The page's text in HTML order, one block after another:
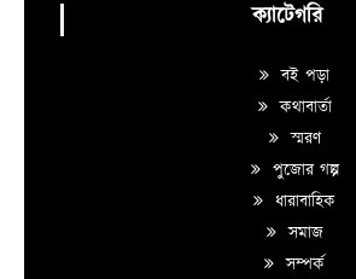
ক্যাটেগরি
বই পড়া
কথাবার্তা
স্মরণ
পুজোর গল্প
ধারাবাহিক
সমাজ
সম্পর্ক